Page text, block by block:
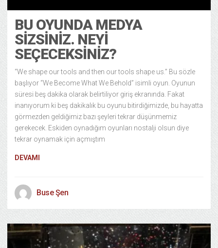
BU OYUNDA MEDYA
SİZSİNİZ. NEYİ
SEÇECEKSİNİZ?
“We shape our tools and then our tools shape us.” Bu sözle
başlıyor “We Become What We Behold” isimli oyun. Oyunun
süresi beş dakika olarak belirtiliyor giriş ekranında. Fakat
inanıyorum ki beş dakikalık bu oyunu bitirdiğimizde, bu hayatta
görmezden geldiğimiz bazı şeyleri tekrar düşünmemiz
gerekecek. Eskiden oynadığım oyunları nostalji olsun diye
tekrar oynamak için açmıştım
DEVAMI
Buse Şen